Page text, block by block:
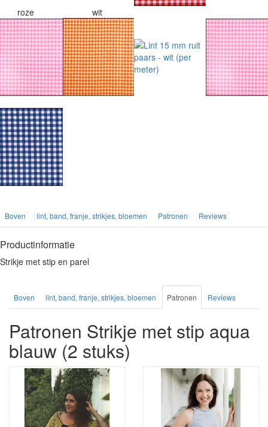
roze wit
Boven lint, band, franje, strikjes, bloemen Patronen Reviews
Productinformatie
Strikje met stip en parel
Boven lint, band, franje, strikjes, bloemen Patronen Reviews
Patronen Strikje met stip aqua
blauw (2 stuks)